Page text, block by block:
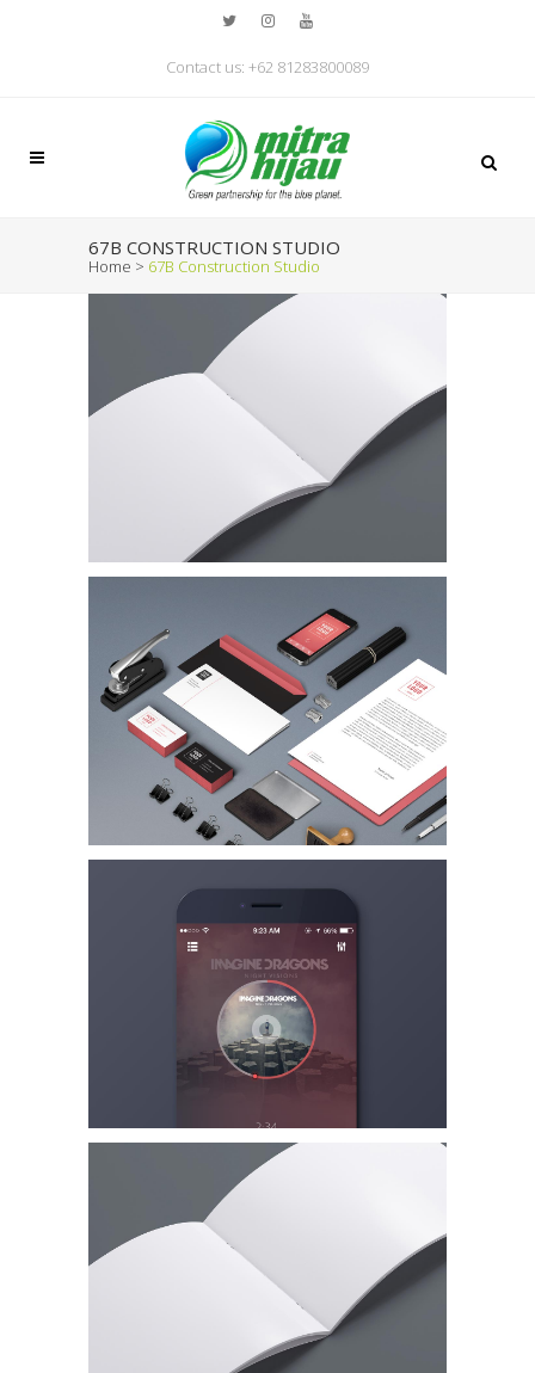
Contact us: +62 81283800089
67B CONSTRUCTION STUDIO
Home > 67B Construction Studio